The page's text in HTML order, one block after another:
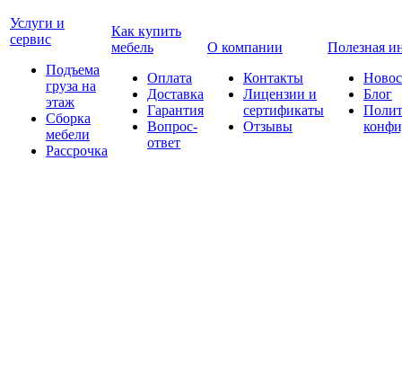
Услуги и
сервис
Подъема
груза на
этаж
Сборка
мебели
Рассрочка
Как купить
мебель
Оплата
Доставка
Гарантия
Вопрос-
ответ
О компании
Контакты
Лицензии и
сертификаты
Отзывы
Полезная
Блог